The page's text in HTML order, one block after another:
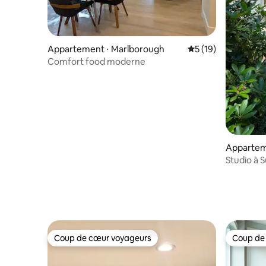
Appartement ⋅ Marlborough Évaluation
5 (19)
Comfort food moderne
Studio à
Coup de cœur voyageurs
Coup de cœur voyageurs Coup
Coup